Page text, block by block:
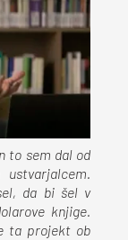
to sem dal od
da bi šel v
knjige.
ta projekt ob